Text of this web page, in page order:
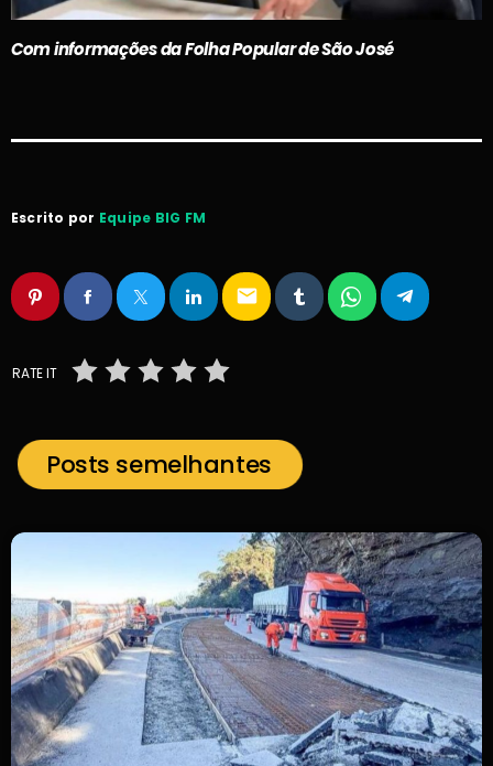
Com informações da Folha Popular de São José
Escrito por Equipe BIG FM
email
RATE IT
Posts semelhantes